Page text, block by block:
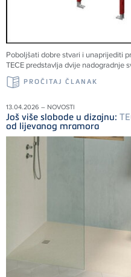
Poboljšati dobre stvari i unaprijediti
TECE predstavlja dvije nadogradnje
PROČITAJ ČLANAK
13.04.2026 – NOVOSTI
Još više slobode u dizajnu:
od lijevanog mramora